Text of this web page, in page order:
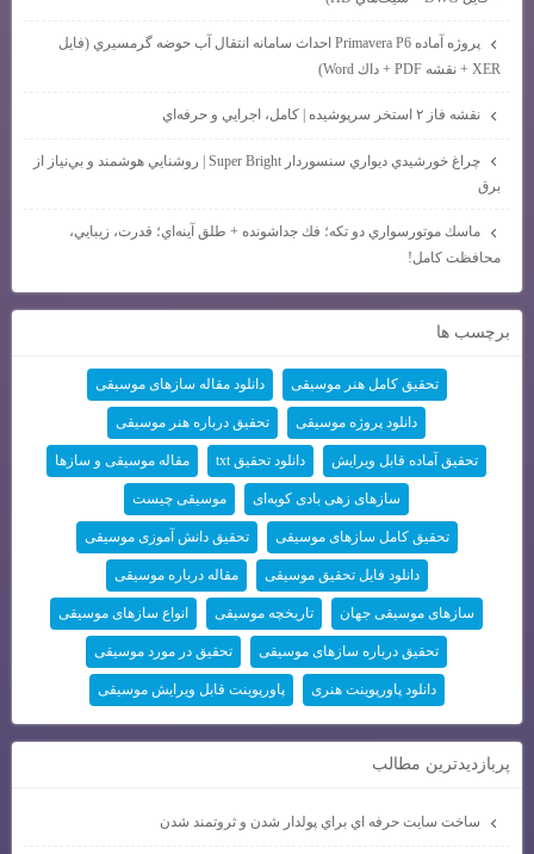
پروژه آماده Primavera P6 احداث سامانه انتقال آب حوضه گرمسيري (فايل
XER + نقشه PDF + داك Word)
نقشه فاز ۲ استخر سرپوشيده | كامل، اجرايي و حرفه‌اي
چراغ خورشيدي ديواري سنسوردار Super Bright | روشنايي هوشمند و بي‌نياز از
برق
ماسك موتورسواري دو تكه؛ فك جداشونده + طلق آينه‌اي؛ قدرت، زيبايي،
محافظت كامل!
برچسب ها
تحقیق کامل هنر موسیقی دانلود مقاله سازهای موسیقی
دانلود پروژه موسیقی تحقیق درباره هنر موسیقی
تحقیق آماده قابل ویرایش دانلود تحقیق txt مقاله موسیقی و سازها
سازهای زهی بادی کوبه‌ای موسیقی چیست
تحقیق کامل سازهای موسیقی تحقیق دانش آموزی موسیقی
دانلود فایل تحقیق موسیقی مقاله درباره موسیقی
سازهای موسیقی جهان تاریخچه موسیقی انواع سازهای موسیقی
تحقیق درباره سازهای موسیقی تحقیق در مورد موسیقی
دانلود پاورپوینت هنری پاورپوینت قابل ویرایش موسیقی
پربازديدترين مطالب
ساخت سايت حرفه اي براي پولدار شدن و ثروتمند شدن